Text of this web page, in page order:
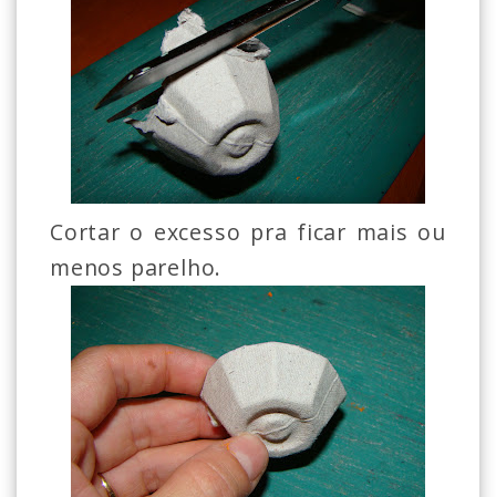
Cortar o excesso pra ficar mais ou
menos parelho.